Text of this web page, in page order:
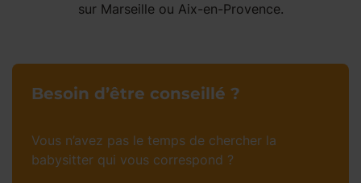
sur Marseille ou Aix-en-Provence.
Besoin d’être conseillé ?
Vous n’avez pas le temps de chercher la
babysitter qui vous correspond ?